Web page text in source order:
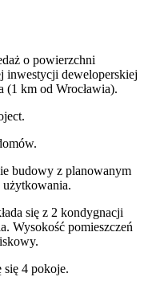
o powierzchni
inwestycji deweloperskiej
(1 km od Wrocławia).
budowy z planowanym
użytkowania.
się z 2 kondygnacji
. Wysokość pomieszczeń
się 4 pokoje.